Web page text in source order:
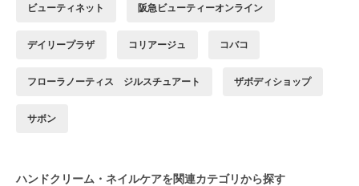
ビューティネット 阪急ビューティーオンライン
デイリープラザ コリアージュ コバコ
フローラノーティス ジルスチュアート ザボディショップ
サボン
ハンドクリーム・ネイルケアを関連カテゴリから探す